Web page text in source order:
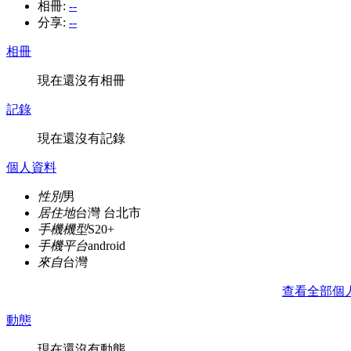
相冊: --
分享: --
相冊
現在還沒有相冊
記錄
現在還沒有記錄
個人資料
性別男
居住地台灣 台北市
手機機型S20+
手機平台android
來自台灣
查看全部個
動態